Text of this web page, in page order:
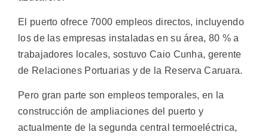
El puerto ofrece 7000 empleos directos, incluyendo
los de las empresas instaladas en su área, 80 % a
trabajadores locales, sostuvo Caio Cunha, gerente
de Relaciones Portuarias y de la Reserva Caruara.
Pero gran parte son empleos temporales, en la
construcción de ampliaciones del puerto y
actualmente de la segunda central termoeléctrica,